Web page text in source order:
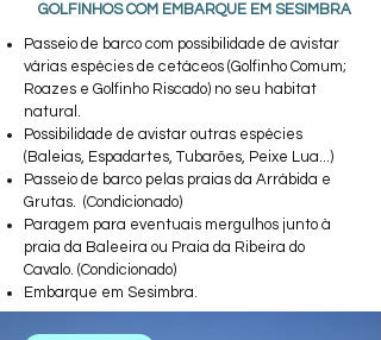
GOLFINHOS COM EMBARQUE EM SESIMBRA
Passeio de barco com possibilidade de avistar
várias espécies de cetáceos (Golfinho Comum;
Roazes e Golfinho Riscado) no seu habitat
natural.
Possibilidade de avistar outras espécies
(Baleias, Espadartes, Tubarões, Peixe Lua...)
Passeio de barco pelas praias da Arrábida e
Grutas. (Condicionado)
Paragem para eventuais mergulhos junto à
praia da Baleeira ou Praia da Ribeira do
Cavalo. (Condicionado)
Embarque em Sesimbra.